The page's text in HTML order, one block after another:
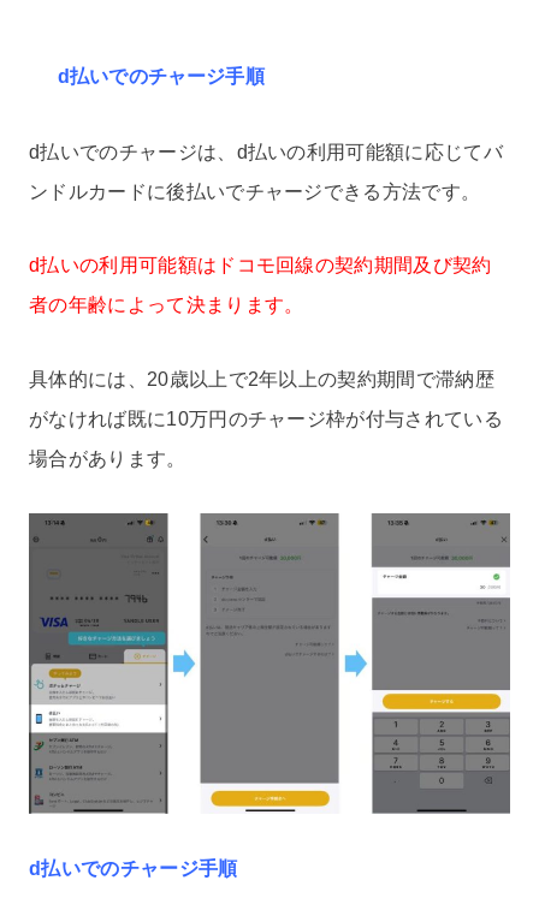
d払いでのチャージ手順
d払いでのチャージは、d払いの利用可能額に応じてバ
ンドルカードに後払いでチャージできる方法です。
d払いの利用可能額はドコモ回線の契約期間及び契約
者の年齢によって決まります。
具体的には、20歳以上で2年以上の契約期間で滞納歴
がなければ既に10万円のチャージ枠が付与されている
場合があります。
d払いでのチャージ手順